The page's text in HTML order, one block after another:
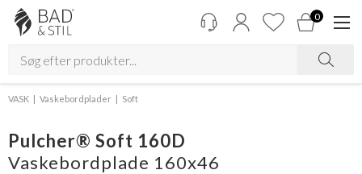
0
VASK Vaskebordplader Soft
Pulcher® Soft 160D
Vaskebordplade 160x46